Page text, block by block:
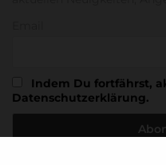
Indem Du fortfährst,
Datenschutzerklärung.